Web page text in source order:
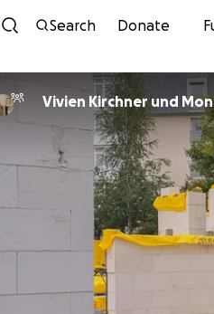
Search Donate
Vivien Kirchner und